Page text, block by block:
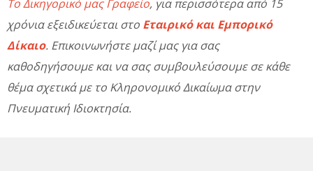
Το Δικηγορικό μας Γραφείο, για περισσότερα από 15
χρόνια εξειδικεύεται στο Εταιρικό και Εμπορικό
Δίκαιο. Επικοινωνήστε μαζί μας για σας
καθοδηγήσουμε και να σας συμβουλεύσουμε σε κάθε
θέμα σχετικά με το Κληρονομικό Δικαίωμα στην
Πνευματική Ιδιοκτησία.